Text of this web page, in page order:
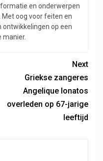
en onderwerpen
oog voor feiten en
op een
manier.
Next
Griekse zangeres
Angelique Ionatos
overleden op 67-jarige
leeftijd